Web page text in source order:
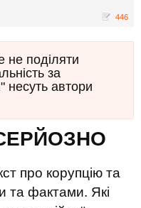
446
не поділяти
за
несуть автори
про корупцію та
та фактами. Які